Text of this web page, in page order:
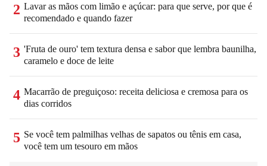
2 Lavar as mãos com limão e açúcar: para que serve, por que é
recomendado e quando fazer
3 'Fruta de ouro' tem textura densa e sabor que lembra baunilha,
caramelo e doce de leite
4 Macarrão de preguiçoso: receita deliciosa e cremosa para os
dias corridos
5 Se você tem palmilhas velhas de sapatos ou tênis em casa,
você tem um tesouro em mãos